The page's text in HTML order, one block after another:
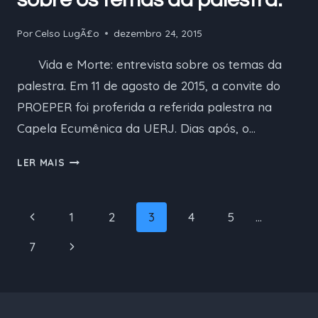
Por Celso LugÃ£o dezembro 24, 2015
Vida e Morte: entrevista sobre os temas da
palestra. Em 11 de agosto de 2015, a convite do
PROEPER foi proferida a referida palestra na
Capela Ecumênica da UERJ. Dias após, o…
LER MAIS VIDA
OS
Navegação
da
Página
Anterior
1 2 3 4 5
…
7
Página